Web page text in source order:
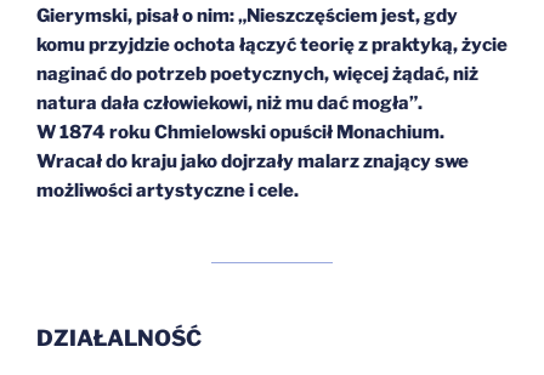
Gierymski, pisał o nim: „Nieszczęściem jest, gdy
komu przyjdzie ochota łączyć teorię z praktyką, życie
naginać do potrzeb poetycznych, więcej żądać, niż
natura dała człowiekowi, niż mu dać mogła”.
W 1874 roku Chmielowski opuścił Monachium.
Wracał do kraju jako dojrzały malarz znający swe
możliwości artystyczne i cele.
DZIAŁALNOŚĆ